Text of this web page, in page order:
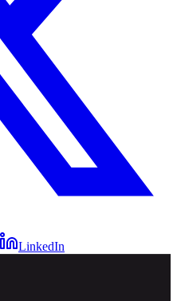
LinkedIn